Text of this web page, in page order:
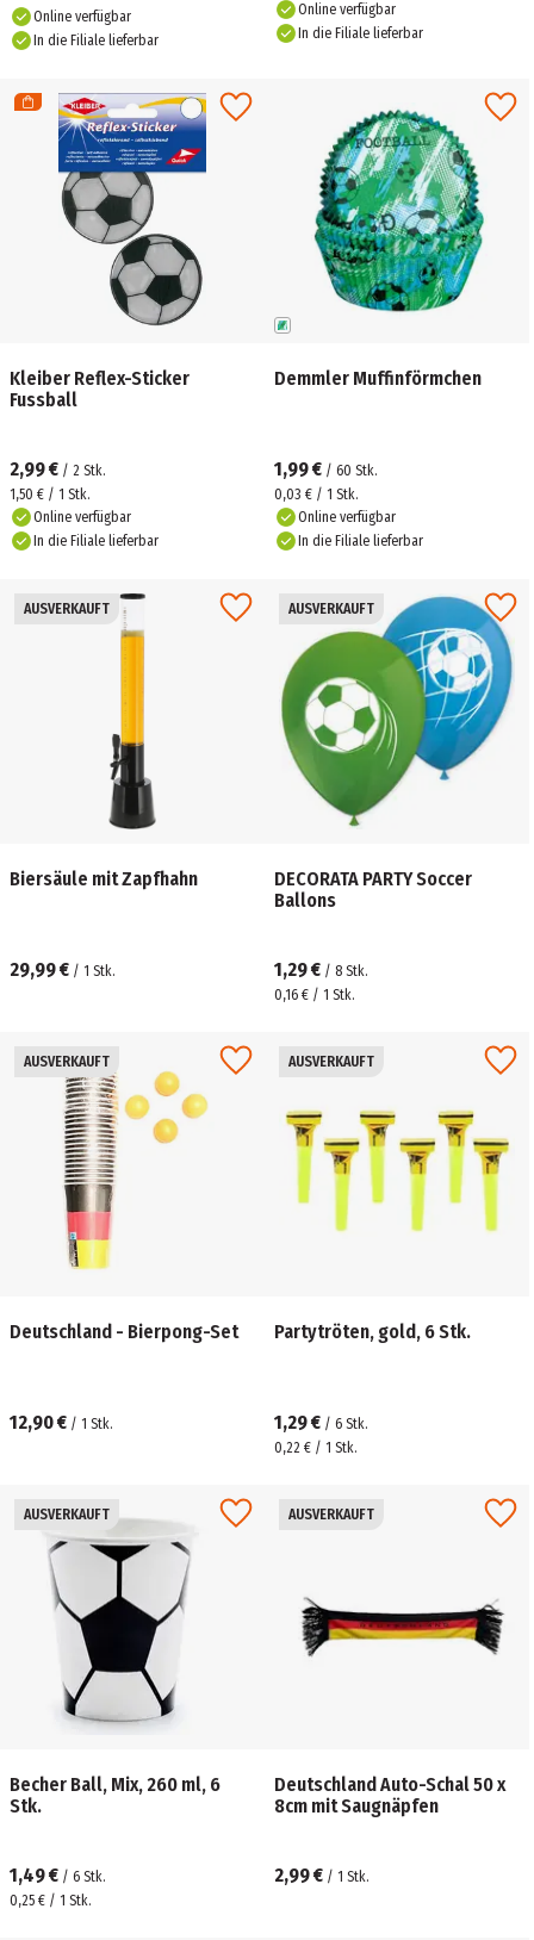
Online verfügbar
In die Filiale lieferbar
Online verfügbar
In die Filiale lieferbar
Kleiber Reflex-Sticker
Fussball
2,99 € / 2 Stk.
1,50 € / 1 Stk.
Online verfügbar
In die Filiale lieferbar
Demmler Muffinförmchen
1,99 € / 60 Stk.
0,03 € / 1 Stk.
Online verfügbar
In die Filiale lieferbar
AUSVERKAUFT
Biersäule mit Zapfhahn
29,99 € / 1 Stk.
AUSVERKAUFT
DECORATA PARTY Soccer
Ballons
1,29 € / 8 Stk.
0,16 € / 1 Stk.
AUSVERKAUFT
Deutschland - Bierpong-Set
12,90 € / 1 Stk.
AUSVERKAUFT
Partytröten, gold, 6 Stk.
1,29 € / 6 Stk.
0,22 € / 1 Stk.
AUSVERKAUFT
Becher Ball, Mix, 260 ml, 6
Stk.
1,49 € / 6 Stk.
0,25 € / 1 Stk.
AUSVERKAUFT
Deutschland Auto-Schal 50 x
8cm mit Saugnäpfen
2,99 € / 1 Stk.